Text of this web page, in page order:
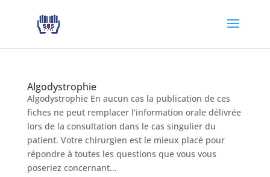
Algodystrophie
Algodystrophie En aucun cas la publication de ces
fiches ne peut remplacer l’information orale délivrée
lors de la consultation dans le cas singulier du
patient. Votre chirurgien est le mieux placé pour
répondre à toutes les questions que vous vous
poseriez concernant...